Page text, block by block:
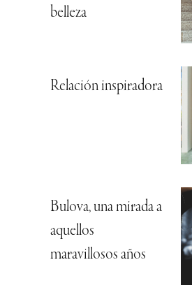
belleza
Relación inspiradora
Bulova, una mirada a
aquellos
maravillosos años